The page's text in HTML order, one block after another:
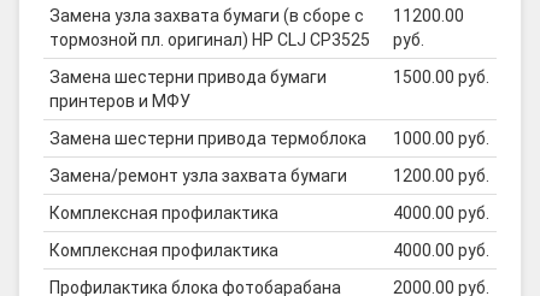
Замена узла захвата бумаги (в сборе с
тормозной пл. оригинал) HP CLJ CP3525
11200.00
руб.
Замена шестерни привода бумаги
принтеров и МФУ
1500.00 руб.
Замена шестерни привода термоблока
1000.00 руб.
Замена/ремонт узла захвата бумаги
1200.00 руб.
Комплексная профилактика
4000.00 руб.
Комплексная профилактика
4000.00 руб.
Профилактика блока фотобарабана
2000.00 руб.